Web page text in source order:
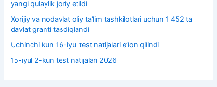
yangi qulaylik joriy etildi
Xorijiy va nodavlat oliy taʼlim tashkilotlari uchun 1 452 ta
davlat granti tasdiqlandi
Uchinchi kun 16-iyul test natijalari e’lon qilindi
15-iyul 2-kun test natijalari 2026